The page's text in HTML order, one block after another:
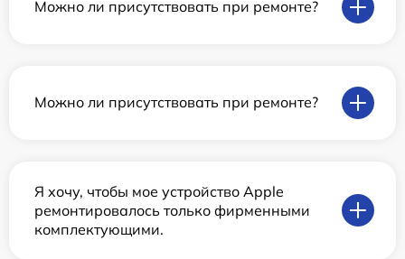
Можно ли присутствовать при ремонте?
Можно ли присутствовать при ремонте?
Я хочу, чтобы мое устройство Apple
ремонтировалось только фирменными
комплектующими.